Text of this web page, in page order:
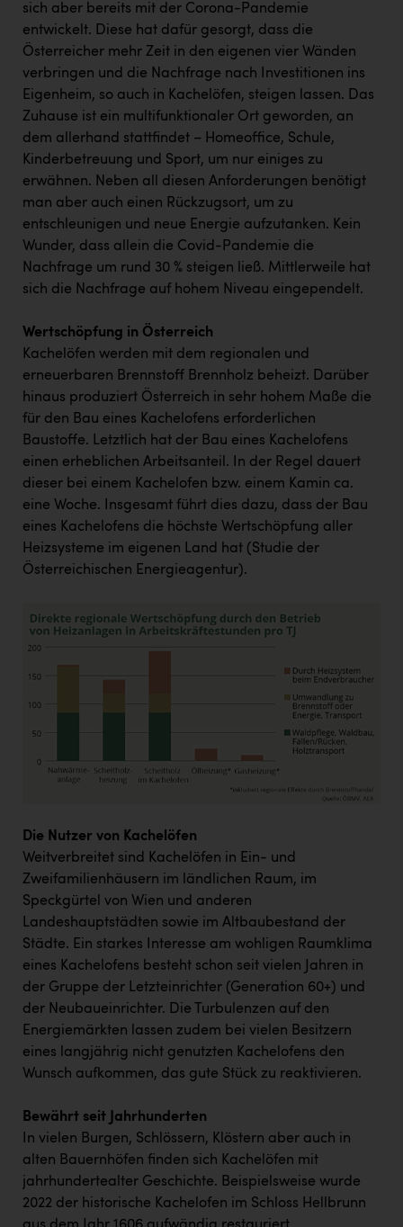
sich aber bereits mit der Corona-Pandemie
entwickelt. Diese hat dafür gesorgt, dass die
Österreicher mehr Zeit in den eigenen vier Wänden
verbringen und die Nachfrage nach Investitionen ins
Eigenheim, so auch in Kachelöfen, steigen lassen. Das
Zuhause ist ein multifunktionaler Ort geworden, an
dem allerhand stattfindet – Homeoffice, Schule,
Kinderbetreuung und Sport, um nur einiges zu
erwähnen. Neben all diesen Anforderungen benötigt
man aber auch einen Rückzugsort, um zu
entschleunigen und neue Energie aufzutanken. Kein
Wunder, dass allein die Covid-Pandemie die
Nachfrage um rund 30 % steigen ließ. Mittlerweile hat
sich die Nachfrage auf hohem Niveau eingependelt.
Wertschöpfung in Österreich
Kachelöfen werden mit dem regionalen und
erneuerbaren Brennstoff Brennholz beheizt. Darüber
hinaus produziert Österreich in sehr hohem Maße die
für den Bau eines Kachelofens erforderlichen
Baustoffe. Letztlich hat der Bau eines Kachelofens
einen erheblichen Arbeitsanteil. In der Regel dauert
dieser bei einem Kachelofen bzw. einem Kamin ca.
eine Woche. Insgesamt führt dies dazu, dass der Bau
eines Kachelofens die höchste Wertschöpfung aller
Heizsysteme im eigenen Land hat (Studie der
Österreichischen Energieagentur).
Die Nutzer von Kachelöfen
Weitverbreitet sind Kachelöfen in Ein- und
Zweifamilienhäusern im ländlichen Raum, im
Speckgürtel von Wien und anderen
Landeshauptstädten sowie im Altbaubestand der
Städte. Ein starkes Interesse am wohligen Raumklima
eines Kachelofens besteht schon seit vielen Jahren in
der Gruppe der Letzteinrichter (Generation 60+) und
der Neubaueinrichter. Die Turbulenzen auf den
Energiemärkten lassen zudem bei vielen Besitzern
eines langjährig nicht genutzten Kachelofens den
Wunsch aufkommen, das gute Stück zu reaktivieren.
Bewährt seit Jahrhunderten
In vielen Burgen, Schlössern, Klöstern aber auch in
alten Bauernhöfen finden sich Kachelöfen mit
jahrhundertealter Geschichte. Beispielsweise wurde
2022 der historische Kachelofen im Schloss Hellbrunn